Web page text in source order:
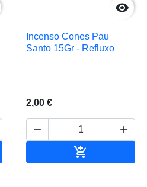

Incenso Cones Pau
Santo 15Gr - Refluxo
2,00 €
 
